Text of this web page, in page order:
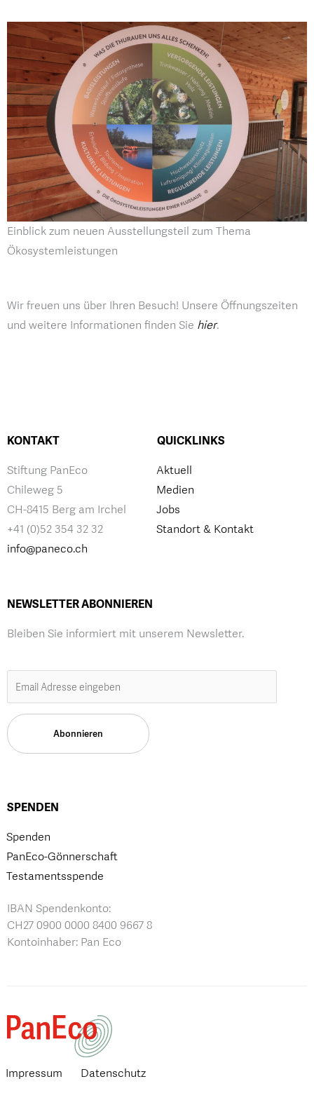
Einblick zum neuen Ausstellungsteil zum Thema
Ökosystemleistungen
Wir freuen uns über Ihren Besuch! Unsere Öffnungszeiten
und weitere Informationen finden Sie hier.
KONTAKT
Stiftung PanEco
Chileweg 5
CH-8415 Berg am Irchel
+41 (0)52 354 32 32
info@paneco.ch
QUICKLINKS
Aktuell
Medien
Jobs
Standort & Kontakt
NEWSLETTER ABONNIEREN
Bleiben Sie informiert mit unserem Newsletter.
SPENDEN
Spenden
PanEco-Gönnerschaft
Testamentsspende
IBAN Spendenkonto:
CH27 0900 0000 8400 9667 8
Kontoinhaber: Pan Eco
Impressum Datenschutz